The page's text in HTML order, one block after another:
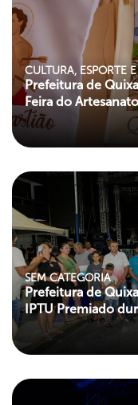
"left my-paroller">
CULTURA, ESPORTE
Prefeitura de
Feira do Artesanato
"left my-paroller">
SEM CATEGORIA
Prefeitura de
IPTU Premiado